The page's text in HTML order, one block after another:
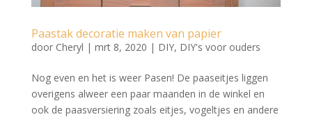
Paastak decoratie maken van papier
door Cheryl | mrt 8, 2020 | DIY, DIY's voor ouders
Nog even en het is weer Pasen! De paaseitjes liggen
overigens alweer een paar maanden in de winkel en
ook de paasversiering zoals eitjes, vogeltjes en andere